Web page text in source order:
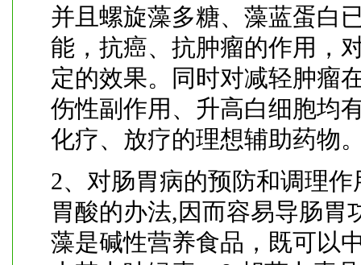
并且螺旋藻多糖、藻蓝蛋白
能，抗癌、抗肿瘤的作用，
定的效果。同时对减轻肿瘤
伤性副作用、升高白细胞均
化疗、放疗的理想辅助药物
2、对肠胃病的预防和调理
胃酸的办法,因而容易导肠胃
藻是碱性营养食品，既可以